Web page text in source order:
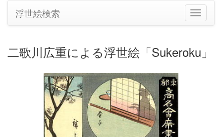
ナ
ビ
シ
浮世絵検索
二歌川広重による浮世絵「Sukeroku」